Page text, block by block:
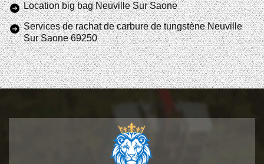
Location big bag Neuville Sur Saone
Services de rachat de carbure de tungstène Neuville
Sur Saone 69250